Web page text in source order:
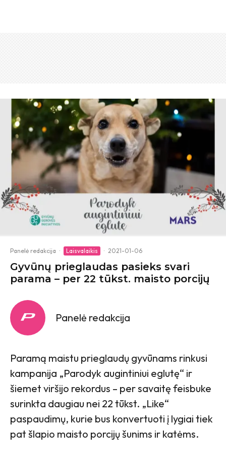
Panelė redakcija · Laisvalaikis · 2021-01-06
Gyvūnų prieglaudas pasieks svari
parama – per 22 tūkst. maisto porcijų
Panelė redakcija
Paramą maistu prieglaudų gyvūnams rinkusi
kampanija „Parodyk augintiniui eglutę“ ir
šiemet viršijo rekordus – per savaitę feisbuke
surinkta daugiau nei 22 tūkst. „Like“
paspaudimų, kurie bus konvertuoti į lygiai tiek
pat šlapio maisto porcijų šunims ir katėms.